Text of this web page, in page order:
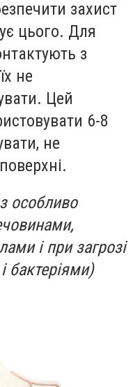
захист
цього. Для
з
не
Цей
6-8
не
особливо
і при загрозі
бактеріями)